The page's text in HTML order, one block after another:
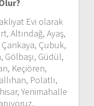
Evi olarak
Altındağ, Ayaş,
Çankaya, Çubuk,
Gölbaşı, Güdül,
Keçiören,
Polatlı,
Yenimahalle